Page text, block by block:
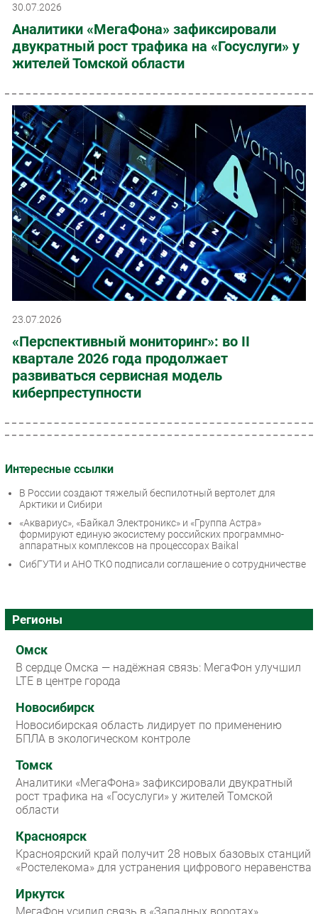
30.07.2026
Аналитики «МегаФона» зафиксировали
двукратный рост трафика на «Госуслуги» у
жителей Томской области
23.07.2026
«Перспективный мониторинг»: во II
квартале 2026 года продолжает
развиваться сервисная модель
киберпреступности
Интересные ссылки
В России создают тяжелый беспилотный вертолет для
Арктики и Сибири
«Аквариус», «Байкал Электроникс» и «Группа Астра»
формируют единую экосистему российских программно-
аппаратных комплексов на процессорах Baikal
СибГУТИ и АНО ТКО подписали соглашение о сотрудничестве
Регионы
Омск
В сердце Омска — надёжная связь: МегаФон улучшил
LTE в центре города
Новосибирск
Новосибирская область лидирует по применению
БПЛА в экологическом контроле
Томск
Аналитики «МегаФона» зафиксировали двукратный
рост трафика на «Госуслуги» у жителей Томской
области
Красноярск
Красноярский край получит 28 новых базовых станций
«Ростелекома» для устранения цифрового неравенства
Иркутск